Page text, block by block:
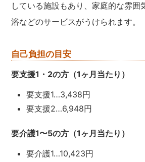
している施設もあり、家庭的な雰囲
浴などのサービスがうけられます。
自己負担の目安
要支援1・2の方（1ヶ月当たり）
要支援1…3,438円
要支援2…6,948円
要介護1〜5の方（1ヶ月当たり）
要介護1…10,423円